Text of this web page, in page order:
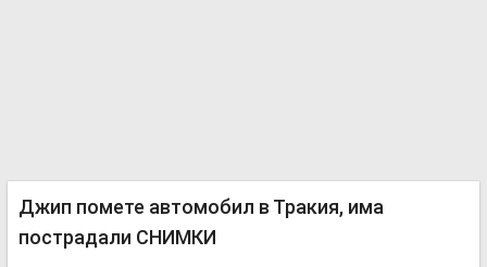
Джип помете автомобил в Тракия, има
пострадали СНИМКИ